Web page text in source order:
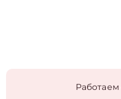
Работаем